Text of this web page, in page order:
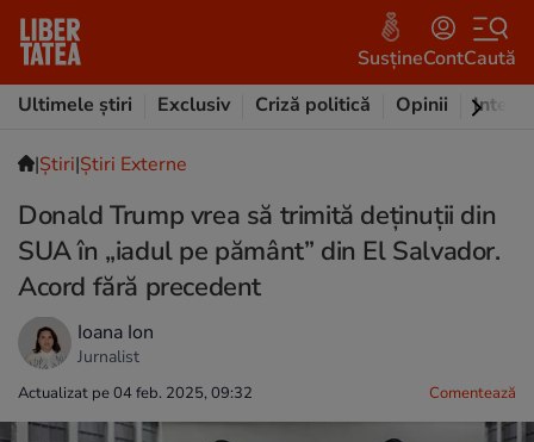
SusțineContCaută
Ultimele știri
Exclusiv Criză politică Opinii
|Ştiri|Știri Externe
Donald Trump vrea să trimită deținuții din
SUA în „iadul pe pământ” din El Salvador.
Acord fără precedent
Ioana Ion
Jurnalist
Actualizat pe 04 feb. 2025, 09:32 Comentează